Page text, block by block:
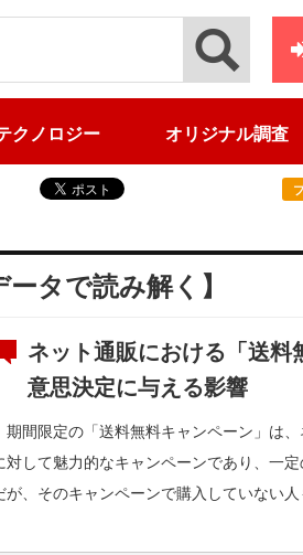
クノロジー オリジナル調査
タで読み解く】
ネット通販における「送料
意思決定に与える影響
期間限定の「送料無料キャンペーン」は
対して魅力的なキャンペーンであり、一
が、そのキャンペーンで購入していない人